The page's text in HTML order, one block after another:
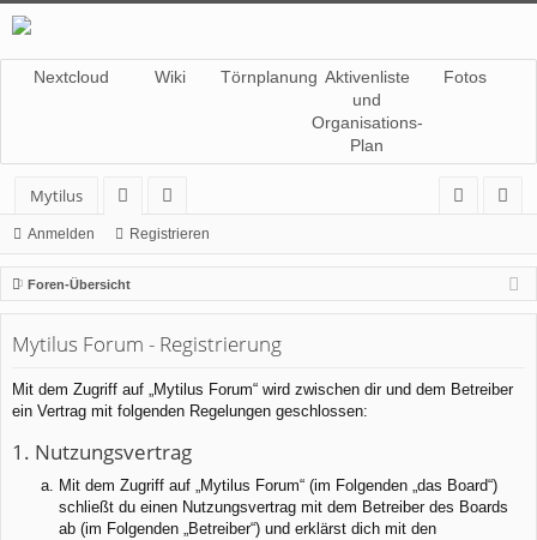
Nextcloud Wiki Törnplanung Aktivenliste
und
Organisations-
Plan
Fotos
Mytilus
or
en
itg
lie
de
r
m
el
n
ist
rie
n
Anmelden Registrieren
Foren-Übersicht
Mytilus Forum - Registrierung
Mit dem Zugriff auf „Mytilus Forum“ wird zwischen dir und dem Betreiber
ein Vertrag mit folgenden Regelungen geschlossen:
1. Nutzungsvertrag
Mit dem Zugriff auf „Mytilus Forum“ (im Folgenden „das Board“)
schließt du einen Nutzungsvertrag mit dem Betreiber des Boards
ab (im Folgenden „Betreiber“) und erklärst dich mit den